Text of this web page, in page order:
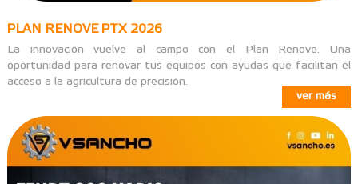
PLAN RENOVE PTX 2026
La innovación vuelve al campo con el Plan Renove. Una
oportunidad para renovar tus equipos con ayudas que facilitan el
acceso a la agricultura de precisión.
ver más